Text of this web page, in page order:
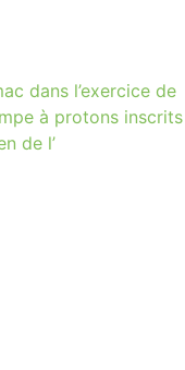
dans l’exercice de
à protons inscrits
de l’